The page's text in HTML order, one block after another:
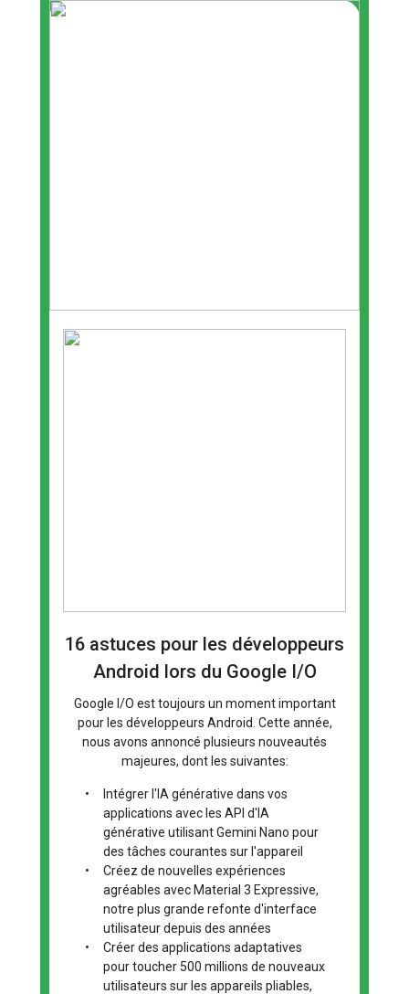
16 astuces pour les développeurs
Android lors du Google I/O
Google I/O est toujours un moment important
pour les développeurs Android. Cette année,
nous avons annoncé plusieurs nouveautés
majeures, dont les suivantes:
•
Intégrer l'IA générative dans vos
applications avec les API d'IA
générative utilisant Gemini Nano pour
des tâches courantes sur l'appareil
•
Créez de nouvelles expériences
agréables avec Material 3 Expressive,
notre plus grande refonte d'interface
utilisateur depuis des années
•
Créer des applications adaptatives
pour toucher 500 millions de nouveaux
utilisateurs sur les appareils pliables,